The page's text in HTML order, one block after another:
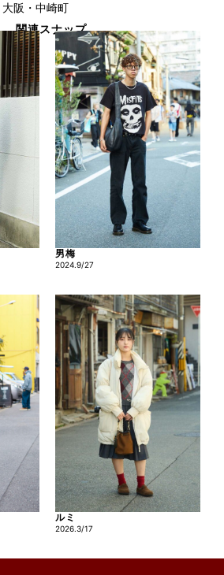
大阪・中崎町
関連スナップ
男梅
2024.9/27
ルミ
2026.3/17